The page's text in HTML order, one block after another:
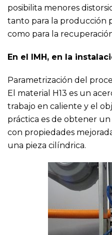
posibilita menores
tanto para la producción
como para la
En el IMH, en la
Parametrización del
El material H13 es un
trabajo en caliente y el
práctica es de obtener
con propiedades
una pieza cilíndrica.